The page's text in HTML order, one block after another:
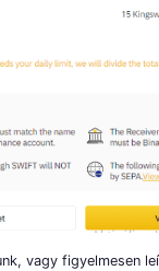
vagy figyelmesen